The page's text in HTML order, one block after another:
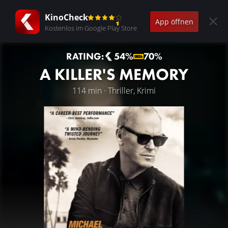
KinoCheck
Kostenlos im Google Play Store
App öffnen
RATING: 54% 70%
A KILLER'S MEMORY
114 min · Thriller, Krimi